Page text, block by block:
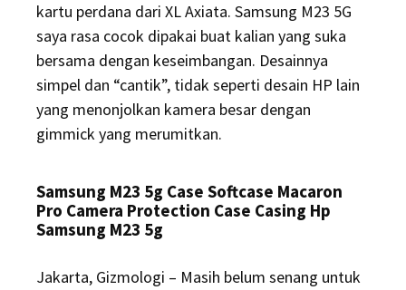
kartu perdana dari XL Axiata. Samsung M23 5G
saya rasa cocok dipakai buat kalian yang suka
bersama dengan keseimbangan. Desainnya
simpel dan “cantik”, tidak seperti desain HP lain
yang menonjolkan kamera besar dengan
gimmick yang merumitkan.
Samsung M23 5g Case Softcase Macaron
Pro Camera Protection Case Casing Hp
Samsung M23 5g
Jakarta, Gizmologi – Masih belum senang untuk